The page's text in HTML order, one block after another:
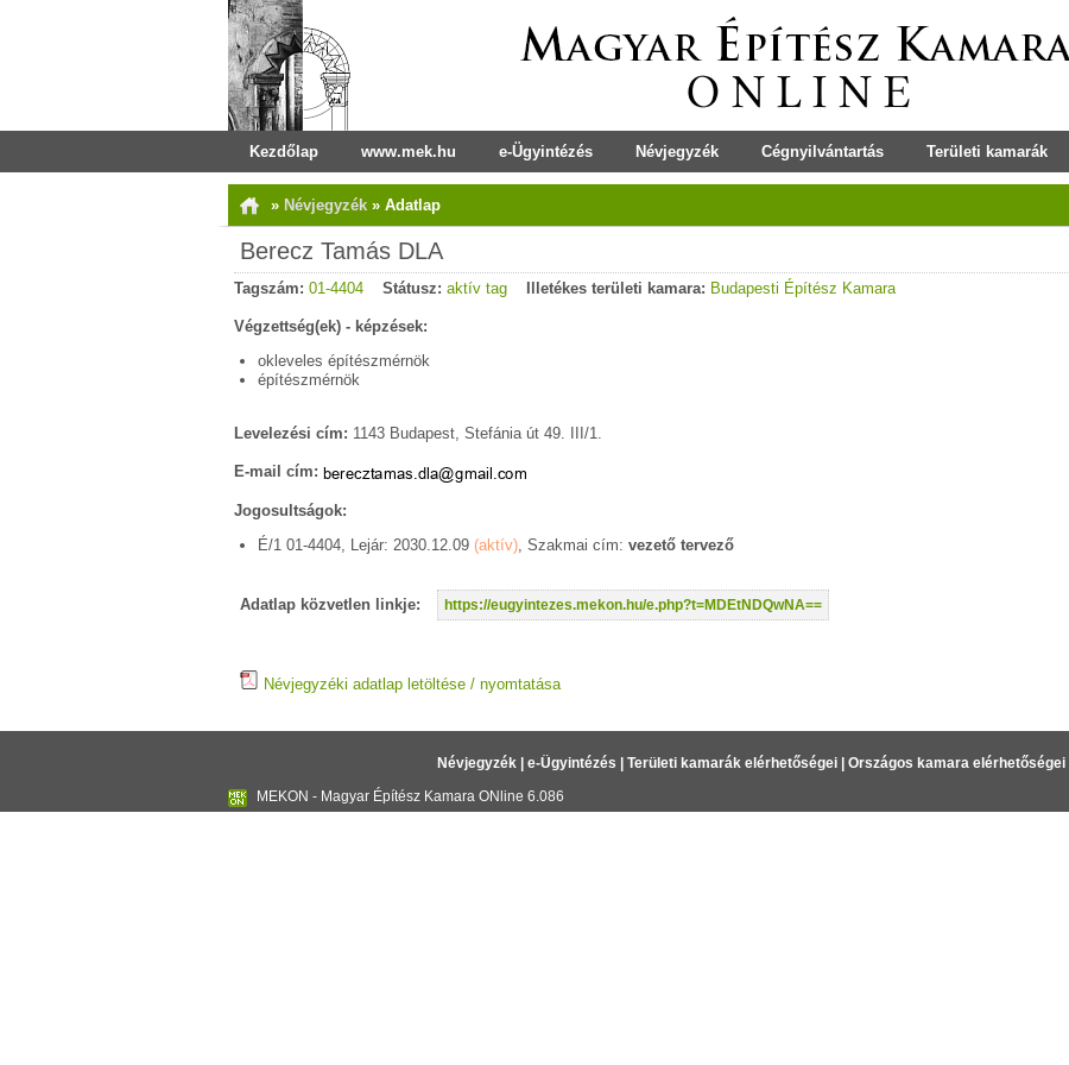
Kezdőlap www.mek.hu e-Ügyintézés Névjegyzék Cégnyilvántartás Területi kamarák
» Névjegyzék » Adatlap
Berecz Tamás DLA
Tagszám: 01-4404 Státusz: aktív tag Illetékes területi kamara: Budapesti Építész Kamara
Végzettség(ek) - képzések:
okleveles építészmérnök
építészmérnök
Levelezési cím: 1143 Budapest, Stefánia út 49. III/1.
E-mail cím:
Jogosultságok:
É/1 01-4404, Lejár: 2030.12.09 (aktív), Szakmai cím: vezető tervező
Adatlap közvetlen linkje: https://eugyintezes.mekon.hu/e.php?t=MDEtNDQwNA==
Névjegyzéki adatlap letöltése / nyomtatása
Névjegyzék| e-Ügyintézés Területi kamarák elérhetőségei| Országos kamara elérhetőségei|
MEKON - Magyar Építész Kamara ONline 6.086